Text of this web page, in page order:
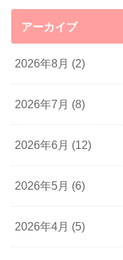
アーカイブ
2026年8月 (2)
2026年7月 (8)
2026年6月 (12)
2026年5月 (6)
2026年4月 (5)